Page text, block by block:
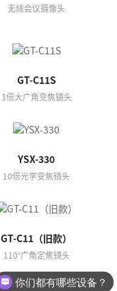
无线会议摄像头
GT-C11S
3倍大广角变焦镜头
YSX-330
10倍光学变焦镜头
GT-C11（旧款）
110°广角定焦镜头
你们都有哪些设备？